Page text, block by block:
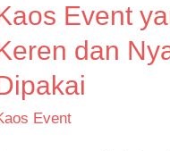
Event
dan
Event
Dipakai